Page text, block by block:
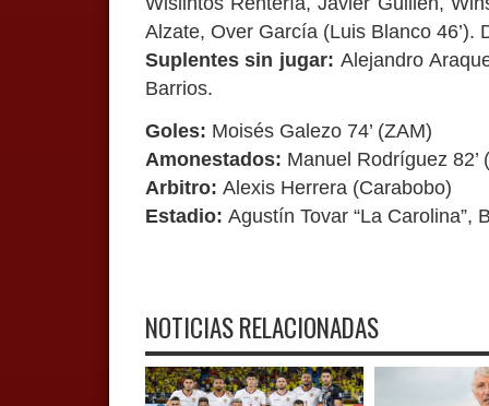
Alzate, Over García (Luis Blanco 46’).
Suplentes sin jugar: Alejandro
Barrios.
Goles: Moisés Galezo 74’ (ZAM)
Amonestados: Manuel Rodríguez 82’
Arbitro: Alexis Herrera (Carabobo)
Estadio: Agustín Tovar “La Carolina”,
NOTICIAS RELACIONADAS